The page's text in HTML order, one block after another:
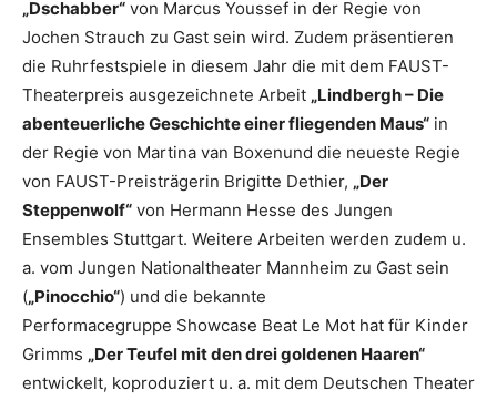
„Dschabber“ von Marcus Youssef in der Regie von
Jochen Strauch zu Gast sein wird. Zudem präsentieren
die Ruhrfestspiele in diesem Jahr die mit dem FAUST-
Theaterpreis ausgezeichnete Arbeit „Lindbergh – Die
abenteuerliche Geschichte einer fliegenden Maus“ in
der Regie von Martina van Boxenund die neueste Regie
von FAUST-Preisträgerin Brigitte Dethier, „Der
Steppenwolf“ von Hermann Hesse des Jungen
Ensembles Stuttgart. Weitere Arbeiten werden zudem u.
a. vom Jungen Nationaltheater Mannheim zu Gast sein
(„Pinocchio“) und die bekannte
Performacegruppe Showcase Beat Le Mot hat für Kinder
Grimms „Der Teufel mit den drei goldenen Haaren“
entwickelt, koproduziert u. a. mit dem Deutschen Theater